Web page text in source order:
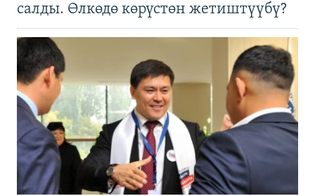
салды. Өлкөдө көрүстөн жетиштүүбү?